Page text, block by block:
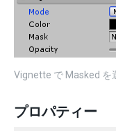
Vignette で Masked を
プロパティー